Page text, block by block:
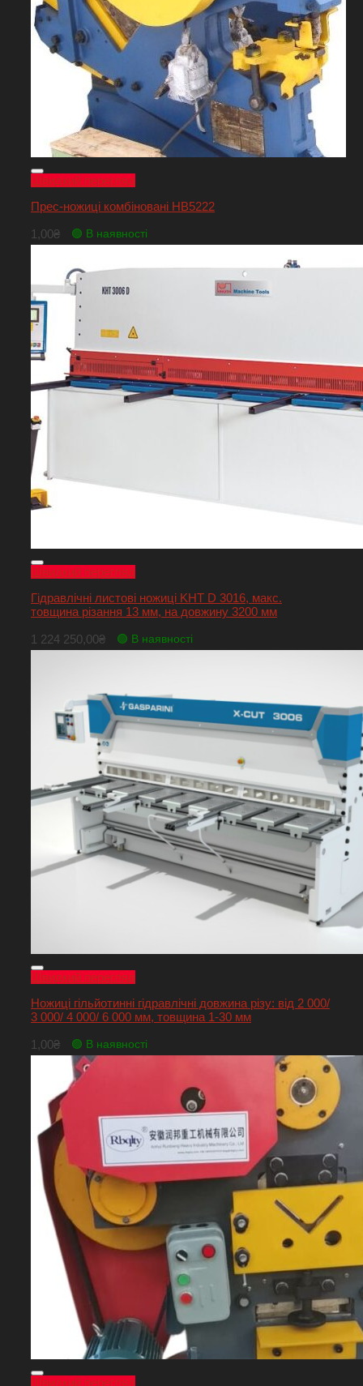
Швидкий перегляд
Прес-ножиці комбіновані НВ5222
1,00₴ 🟢 В наявності
Швидкий перегляд
Гідравлічні листові ножиці KHT D 3016, макс.
товщина різання 13 мм, на довжину 3200 мм
1 224 250,00₴ 🟢 В наявності
Швидкий перегляд
Ножиці гільйотинні гідравлічні довжина різу: від 2 000/
3 000/ 4 000/ 6 000 мм, товщина 1-30 мм
1,00₴ 🟢 В наявності
Швидкий перегляд